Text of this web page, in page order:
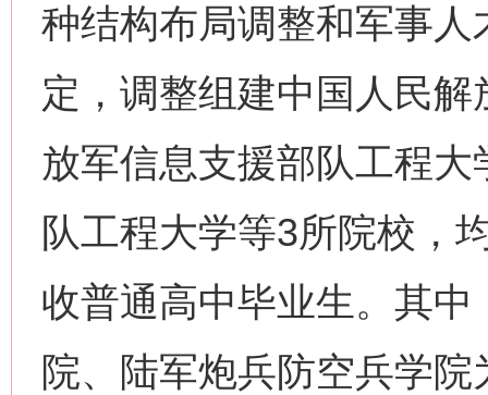
种结构布局调整和军事
定，调整组建中国人民
放军信息支援部队工程
队工程大学等3所院校，
收普通高中毕业生。其
院、陆军炮兵防空兵学
这是一记警钟！ 谢